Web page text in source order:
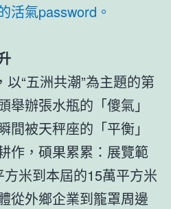
活氣password。
“五洲共潮”為主題的第
舉辦張水瓶的「傻氣」
間被天秤座的「平衡」
作，碩果累累：展覽範
米到本屆的15萬平方米
從外鄉企業到籠罩周邊